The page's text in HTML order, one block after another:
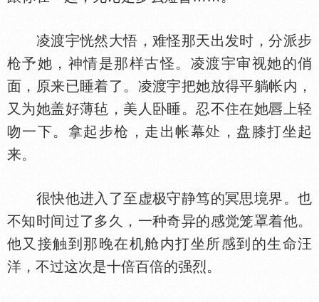
凌渡宇恍然大悟，难怪那天出发时，分派步
枪予她，神情是那样古怪。凌渡宇审视她的俏
面，原来已睡着了。凌渡宇把她放得平躺帐内，
又为她盖好薄毡，美人卧睡。忍不住在她
上轻
吻一下。拿起步枪，走出帐幕
，盘膝打坐起
来。
很快他进入了至虚极守静笃的冥思境界。也
不知时间过了多久，一种奇异的感觉笼罩着他。
他又接触到那晚在机舱内打坐所感到的生命汪
洋，不过这次是十倍百倍的强烈。